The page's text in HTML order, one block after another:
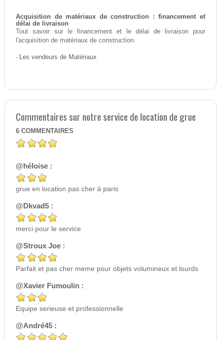
Acquisition de matériaux de construction : financement et
délai de livraison
Tout savoir sur le financement et le délai de livraison pour
l'acquisition de matériaux de construction.
- Les vendeurs de Matériaux
Commentaires sur notre service de location de grue
6 COMMENTAIRES
@héloise :
grue en location pas cher à paris
@Dkvad5 :
merci pour le service
@Stroux Joe :
Parfait et pas cher meme pour objets volumineux et lourds
@Xavier Fumoulin :
Equipe serieuse et professionnelle
@André45 :